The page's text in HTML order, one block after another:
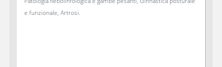
e funzionale, Artrosi.